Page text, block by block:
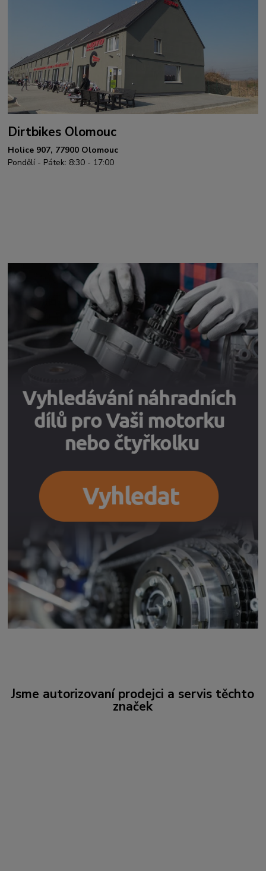
Dirtbikes Olomouc
Holice 907, 77900 Olomouc
Pondělí - Pátek: 8:30 - 17:00
Jsme autorizovaní prodejci a servis těchto
značek